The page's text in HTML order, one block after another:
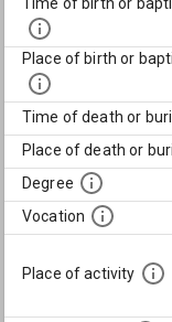
Place of birth or
Time of death or
Place of death or
Degree
Vocation
Place of activity